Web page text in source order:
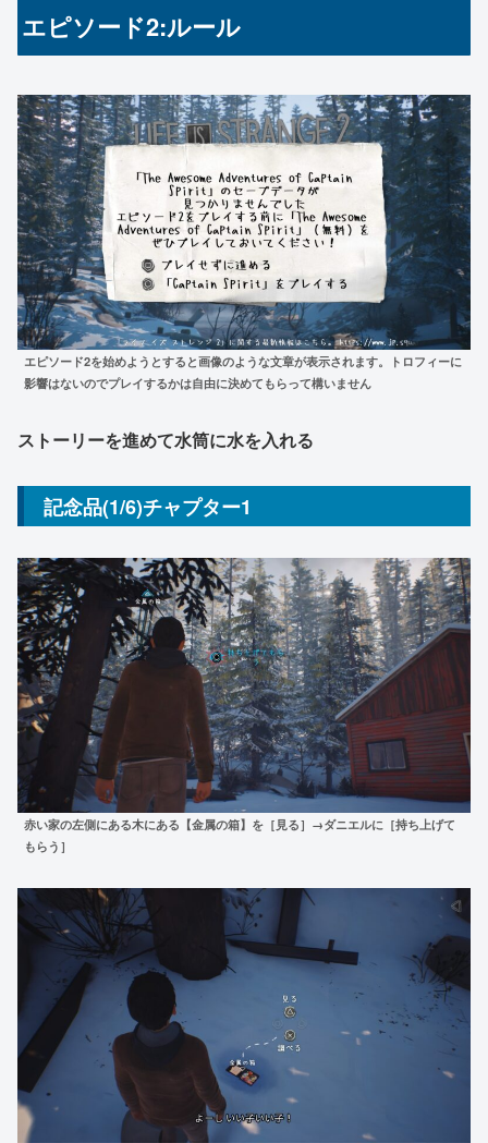
エピソード2:ルール
エピソード2を始めようとすると画像のような文章が表示されます。トロフィーに
影響はないのでプレイするかは自由に決めてもらって構いません
ストーリーを進めて水筒に水を入れる
記念品(1/6)チャプター1
赤い家の左側にある木にある【金属の箱】を［見る］→ダニエルに［持ち上げて
もらう］